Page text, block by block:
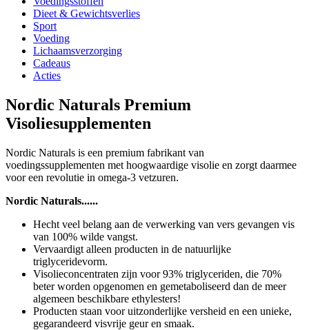
Dieet & Gewichtsverlies
Sport
Voeding
Lichaamsverzorging
Cadeaus
Acties
Nordic Naturals Premium
Visoliesupplementen
Nordic Naturals is een premium fabrikant van
voedingssupplementen met hoogwaardige visolie en zorgt daarmee
voor een revolutie in omega-3 vetzuren.
Nordic Naturals......
Hecht veel belang aan de verwerking van vers gevangen vis
van 100% wilde vangst.
Vervaardigt alleen producten in de natuurlijke
triglyceridevorm.
Visolieconcentraten zijn voor 93% triglyceriden, die 70%
beter worden opgenomen en gemetaboliseerd dan de meer
algemeen beschikbare ethylesters!
Producten staan voor uitzonderlijke versheid en een unieke,
gegarandeerd visvrije geur en smaak.